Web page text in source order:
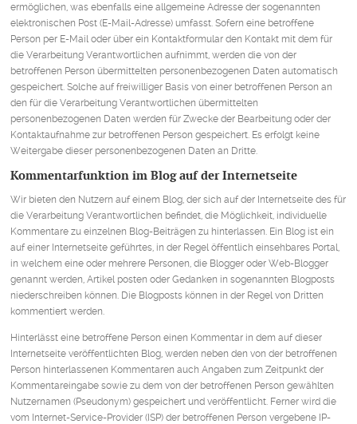
ermöglichen, was ebenfalls eine allgemeine Adresse der sogenannten
elektronischen Post (E-Mail-Adresse) umfasst. Sofern eine betroffene
Person per E-Mail oder über ein Kontaktformular den Kontakt mit dem für
die Verarbeitung Verantwortlichen aufnimmt, werden die von der
betroffenen Person übermittelten personenbezogenen Daten automatisch
gespeichert. Solche auf freiwilliger Basis von einer betroffenen Person an
den für die Verarbeitung Verantwortlichen übermittelten
personenbezogenen Daten werden für Zwecke der Bearbeitung oder der
Kontaktaufnahme zur betroffenen Person gespeichert. Es erfolgt keine
Weitergabe dieser personenbezogenen Daten an Dritte.
Kommentarfunktion im Blog auf der Internetseite
Wir bieten den Nutzern auf einem Blog, der sich auf der Internetseite des für
die Verarbeitung Verantwortlichen befindet, die Möglichkeit, individuelle
Kommentare zu einzelnen Blog-Beiträgen zu hinterlassen. Ein Blog ist ein
auf einer Internetseite geführtes, in der Regel öffentlich einsehbares Portal,
in welchem eine oder mehrere Personen, die Blogger oder Web-Blogger
genannt werden, Artikel posten oder Gedanken in sogenannten Blogposts
niederschreiben können. Die Blogposts können in der Regel von Dritten
kommentiert werden.
Hinterlässt eine betroffene Person einen Kommentar in dem auf dieser
Internetseite veröffentlichten Blog, werden neben den von der betroffenen
Person hinterlassenen Kommentaren auch Angaben zum Zeitpunkt der
Kommentareingabe sowie zu dem von der betroffenen Person gewählten
Nutzernamen (Pseudonym) gespeichert und veröffentlicht. Ferner wird die
vom Internet-Service-Provider (ISP) der betroffenen Person vergebene IP-